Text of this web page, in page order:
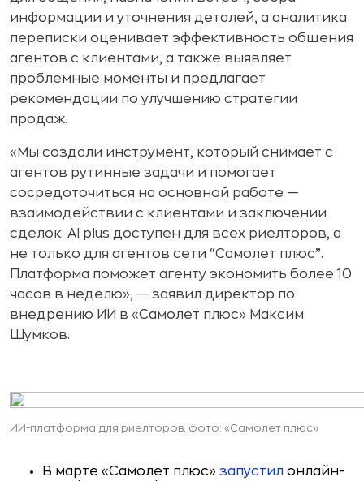
информации и уточнения деталей, а аналитика
переписки оценивает эффективность общения
агентов с клиентами, а также выявляет
проблемные моменты и предлагает
рекомендации по улучшению стратегии
продаж.
«Мы создали инструмент, который снимает с
агентов рутинные задачи и помогает
сосредоточиться на основной работе —
взаимодействии с клиентами и заключении
сделок. AI plus доступен для всех риелторов, а
не только для агентов сети “Самолет плюс”.
Платформа поможет агенту экономить более 10
часов в неделю», — заявил директор по
внедрению ИИ в «Самолет плюс» Максим
Шумков.
ИИ-платформа для риелторов, фото: «Самолет плюс»
В марте «Самолет плюс» запустил онлайн-